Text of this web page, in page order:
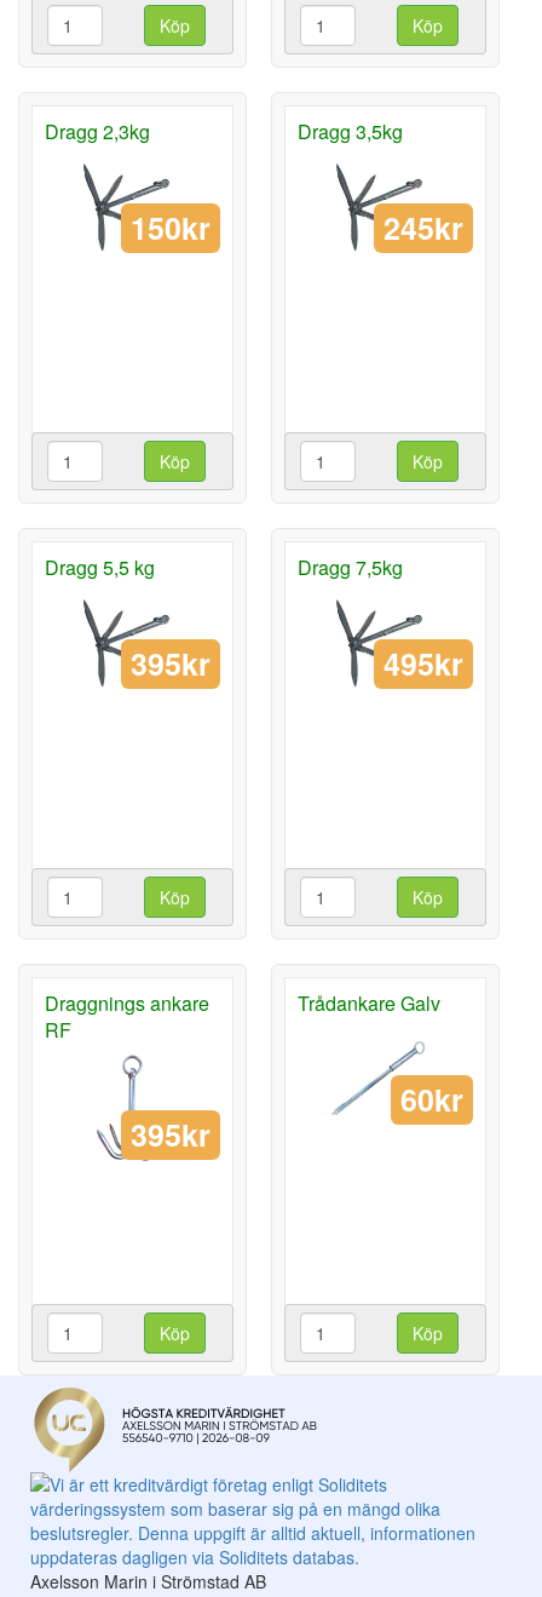
Köp Köp
Dragg 2,3kg
150kr
Köp
Dragg 3,5kg
245kr
Köp
Dragg 5,5 kg
395kr
Köp
Dragg 7,5kg
495kr
Köp
Draggnings ankare
RF
395kr
Köp
Trådankare Galv
60kr
Köp
Axelsson Marin i Strömstad AB